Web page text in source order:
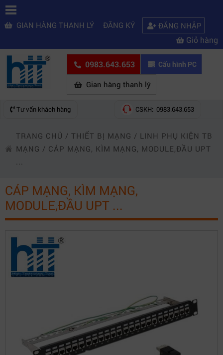
GIAN HÀNG THANH LÝ ĐĂNG KÝ ĐĂNG NHẬP
Giỏ hàng
0983.643.653 Cấu hình PC
Gian hàng thanh lý
Tư vấn khách hàng CSKH: 0983.643.653
TRANG CHỦ / THIẾT BỊ MẠNG / LINH PHỤ KIỆN TB
MẠNG / CÁP MẠNG, KÌM MẠNG, MODULE,ĐẦU UPT
...
CÁP MẠNG, KÌM MẠNG,
MODULE,ĐẦU UPT ...